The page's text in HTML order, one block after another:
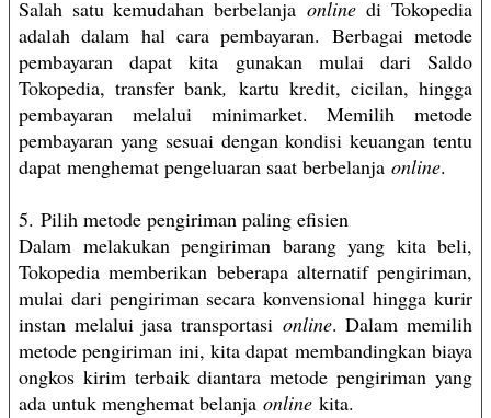
Salah satu kemudahan berbelanja onlinedi Tokopedia
adalah dalam hal cara pembayaran. Berbagai metode
pembayaran dapat kita gunakan mulai dari Saldo
Tokopedia, transfer bank, kartu kredit, cicilan, hingga
pembayaran melalui minimarket. Memilih metode
pembayaran yang sesuai dengan kondisi keuangan tentu
dapat menghemat pengeluaran saat berbelanja online.
5. Pilih metode pengiriman paling efisien
Dalam melakukan pengiriman barang yang kita beli,
Tokopedia memberikan beberapa alternatif pengiriman,
mulai dari pengiriman secara konvensional hingga kurir
instan melalui jasa transportasi online. Dalam memilih
metode pengiriman ini, kita dapat membandingkan biaya
ongkos kirim terbaik diantara metode pengiriman yang
ada untuk menghemat belanja online kita.